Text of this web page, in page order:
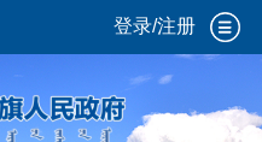
登录/注册